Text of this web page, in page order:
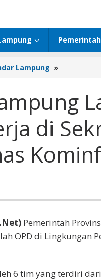
Lampung »
Lampung
Sidak
Hari
Pertama
Kerja
Sekretariat
DPRD,
Biro
di
Pemerintah
OPD di Lingkungan
6 tim yang terdiri